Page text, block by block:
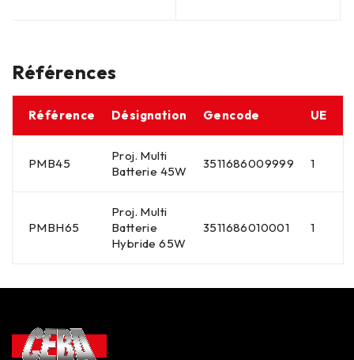
Références
Référence Désignation Gencode UE
PMB45
Proj. Multi
Batterie 45W
3511686009999 1
PMBH65
Proj. Multi
Batterie
Hybride 65W
3511686010001 1